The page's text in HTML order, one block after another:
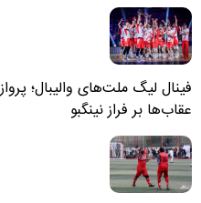
فینال لیگ ملت‌های والیبال؛ پرواز
عقاب‌ها بر فراز نینگبو